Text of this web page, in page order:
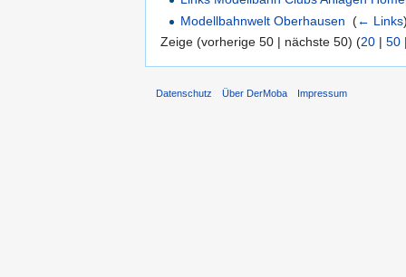
Modellbahnwelt Oberhausen
(← Links
Zeige (vorherige 50 | nächste 50) (20 | 50
Datenschutz Über DerMoba Impressum